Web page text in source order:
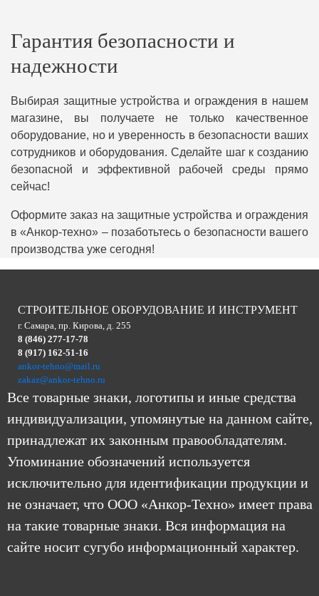
Гарантия безопасности и
надежности
Выбирая защитные устройства и ограждения в нашем
магазине, вы получаете не только качественное
оборудование, но и уверенность в безопасности ваших
сотрудников и оборудования. Сделайте шаг к созданию
безопасной и эффективной рабочей среды прямо
сейчас!
Оформите заказ на защитные устройства и ограждения
в «Анкор-техно» – позаботьтесь о безопасности вашего
производства уже сегодня!
СТРОИТЕЛЬНОЕ ОБОРУДОВАНИЕ И ИНСТРУМЕНТ
г. Самара, пр. Кирова, д. 255
8 (846) 277-17-78
8 (917) 162-51-16
ankor-tehno@mail.ru
zakaz@ankor-tehno.ru
Все товарные знаки, логотипы и иные средства
индивидуализации, упомянутые на данном сайте,
принадлежат их законным правообладателям.
Упоминание обозначений используется
исключительно для идентификации продукции и
не означает, что ООО «Анкор-Техно» имеет права
на такие товарные знаки. Вся информация на
сайте носит сугубо информационный характер.